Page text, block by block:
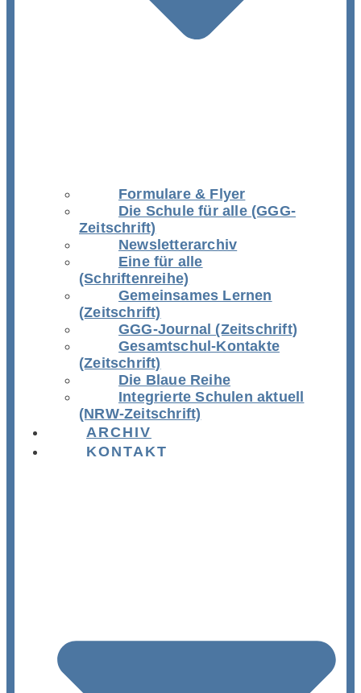
Formulare & Flyer
Die Schule für alle (GGG-
Zeitschrift)
Newsletterarchiv
Eine für alle
(Schriftenreihe)
Gemeinsames Lernen
(Zeitschrift)
GGG-Journal (Zeitschrift)
Gesamtschul-Kontakte
(Zeitschrift)
Die Blaue Reihe
Integrierte Schulen aktuell
(NRW-Zeitschrift)
ARCHIV
KONTAKT